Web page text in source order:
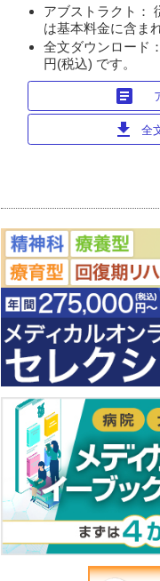
アブストラクト：
は基本料金に含ま
全文ダウンロード
円(税込) です。
article
download 全